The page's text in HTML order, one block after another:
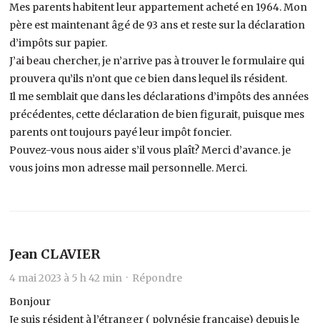
Mes parents habitent leur appartement acheté en 1964. Mon
père est maintenant âgé de 93 ans et reste sur la déclaration
d’impôts sur papier.
J’ai beau chercher, je n’arrive pas à trouver le formulaire qui
prouvera qu’ils n’ont que ce bien dans lequel ils résident.
Il me semblait que dans les déclarations d’impôts des années
précédentes, cette déclaration de bien figurait, puisque mes
parents ont toujours payé leur impôt foncier.
Pouvez-vous nous aider s’il vous plaît? Merci d’avance. je
vous joins mon adresse mail personnelle. Merci.
Jean CLAVIER
4 mai 2023 à 5 h 42 min · Répondre
Bonjour
Je suis résident à l’étranger ( polynésie française) depuis le